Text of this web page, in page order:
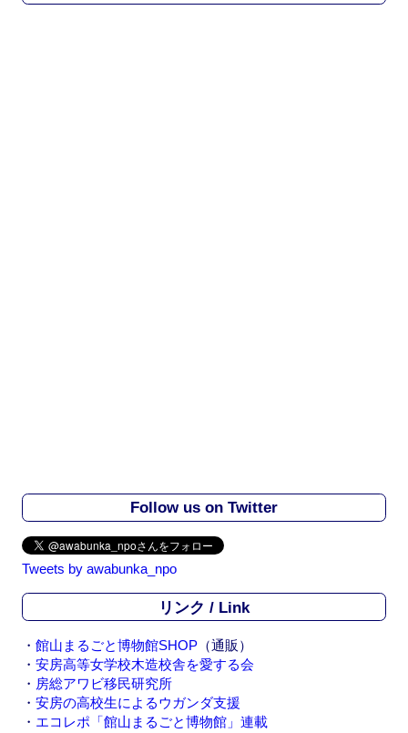
Follow us on Twitter
Tweets by awabunka_npo
リンク / Link
・ 館山まるごと博物館SHOP （通販）
・ 安房高等女学校木造校舎を愛する会
・ 房総アワビ移民研究所
・ 安房の高校生によるウガンダ支援
・ エコレポ「館山まるごと博物館」連載